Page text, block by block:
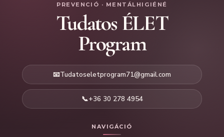
PREVENCIÓ · MENTÁLHIGIÉNÉ
Tudatos ÉLET
Program
📧Tudatoseletprogram71@gmail.com
📞+36 30 278 4954
NAVIGÁCIÓ